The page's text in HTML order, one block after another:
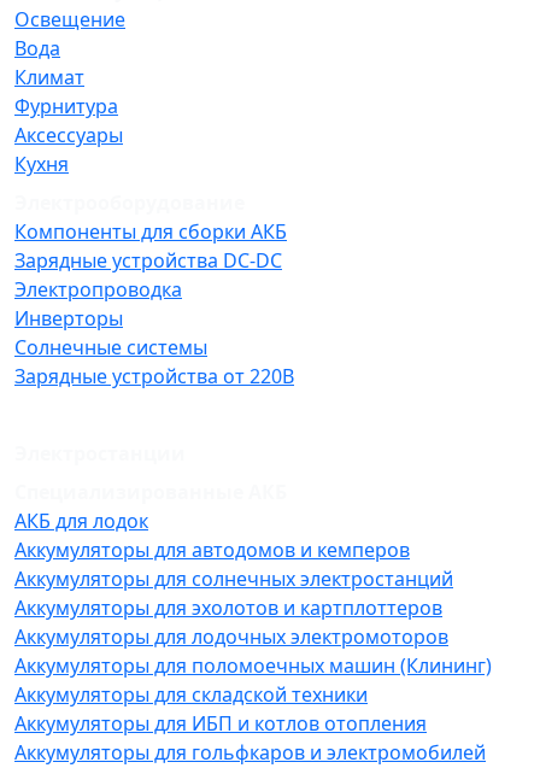
Освещение
Вода
Климат
Фурнитура
Аксессуары
Кухня
Компоненты для сборки АКБ
Зарядные устройства DC-DC
Электропроводка
Инверторы
Солнечные системы
Зарядные устройства от 220В
АКБ для лодок
Аккумуляторы для автодомов и кемперов
Аккумуляторы для солнечных электростанций
Аккумуляторы для эхолотов и картплоттеров
Аккумуляторы для лодочных электромоторов
Аккумуляторы для поломоечных машин (Клининг)
Аккумуляторы для складской техники
Аккумуляторы для ИБП и котлов отопления
Аккумуляторы для гольфкаров и электромобилей